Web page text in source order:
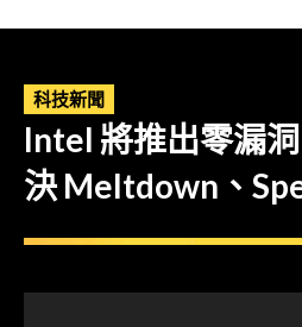
科技新聞
Intel 將推出零漏
決 Meltdown、